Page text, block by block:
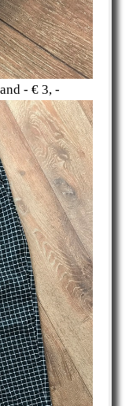
- € 3, -